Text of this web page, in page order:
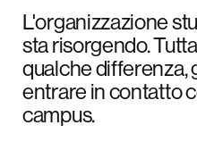
L'organizzazione
sta risorgendo.
qualche differenza,
entrare in contatto
campus.